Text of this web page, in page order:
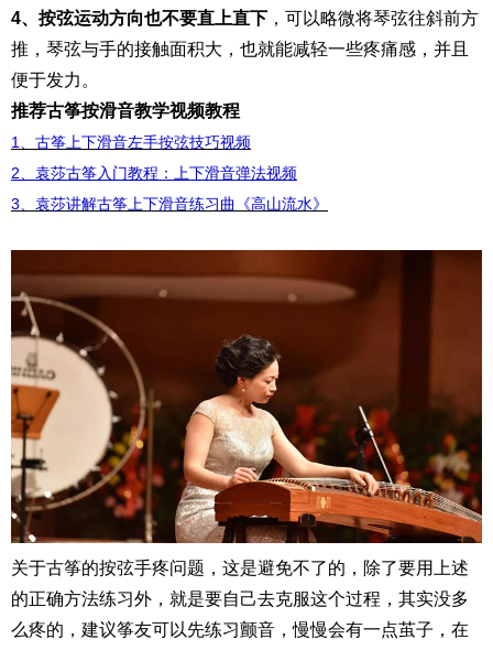
4、按弦运动方向也不要直上直下 ，可以略微将琴弦往斜前方
推，琴弦与手的接触面积大，也就能减轻一些疼痛感，并且
便于发力。
推荐古筝按滑音教学视频教程
1、古筝上下滑音左手按弦技巧视频
2 、袁莎古筝入门教程：上下滑音弹法视频
3、袁莎讲解古筝上下滑音练习曲《高山流水》
关于古筝的按弦手疼问题，这是避免不了的，除了要用上述
的正确方法练习外，就是要自己去克服这个过程，其实没多
么疼的，建议筝友可以先练习颤音，慢慢会有一点茧子，在